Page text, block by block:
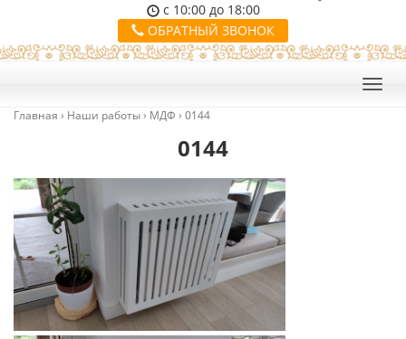
с 10:00 до 18:00
ОБРАТНЫЙ ЗВОНОК
Главная › Наши работы› МДФ › 0144
0144